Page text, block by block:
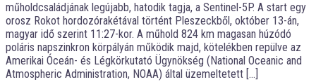
műholdcsaládjának legújabb, hatodik tagja, a Sentinel-5P. A start egy
orosz Rokot hordozórakétával történt Pleszeckből, október 13-án,
magyar idő szerint 11:27-kor. A műhold 824 km magasan húzódó
poláris napszinkron körpályán működik majd, kötelékben repülve az
Amerikai Óceán- és Légkörkutató Ügynökség (National Oceanic and
Atmospheric Administration, NOAA) által üzemeltetett […]